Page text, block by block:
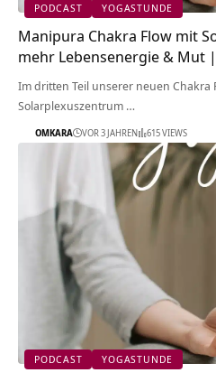
PODCAST YOGASTUNDE
Manipura Chakra Flow mit
mehr Lebensenergie & Mut
Im dritten Teil unserer neuen
Solarplexuszentrum …
OMKARA VOR 3 JAHREN 615 VIEWS
PODCAST YOGASTUNDE